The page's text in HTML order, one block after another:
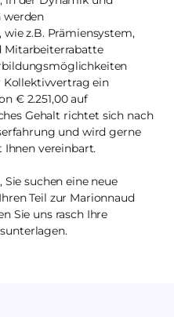
werden
z.B. Prämiensystem,
Mitarbeiterrabatte
Kollektivvertrag ein
€ 2.251,00 auf
Gehalt richtet sich nach
und wird gerne
vereinbart.
suchen eine neue
Teil zur Marionnaud
Sie uns rasch Ihre